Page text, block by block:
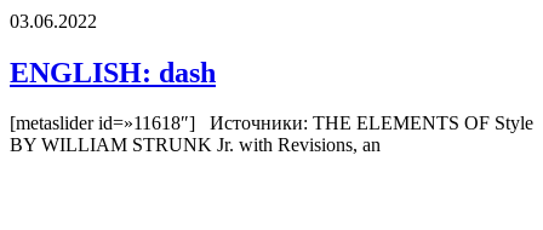
03.06.2022
ENGLISH: dash
[metaslider id=»11618″] Источники: THE ELEMENTS OF Style
BY WILLIAM STRUNK Jr. with Revisions, an